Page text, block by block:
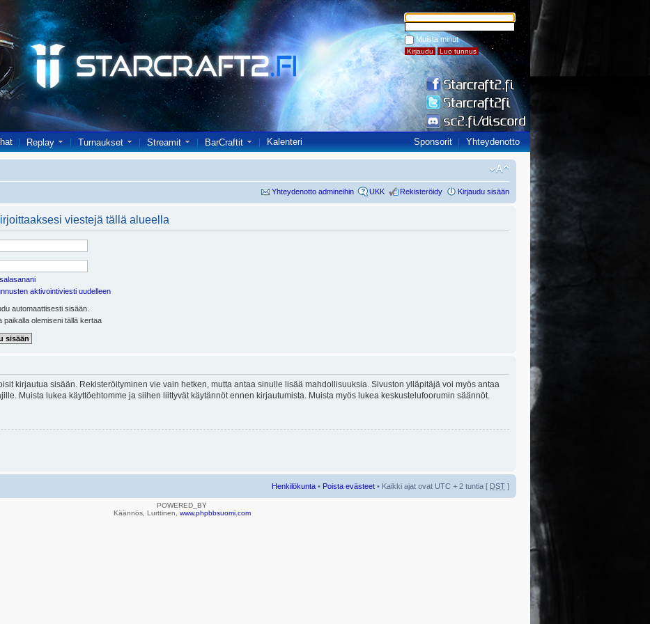
Muista minut
Replay Turnaukset Streamit BarCraftit Kalenteri Sponsorit Yhteydenotto
Yhteydenotto admineihin UKK Rekisteröidy Kirjaudu sisään
viestejä tällä alueella
aktivointiviesti uudelleen
automaattisesti sisään.
paikalla olemiseni tällä kertaa
kirjautua sisään. Rekisteröityminen vie vain hetken, mutta antaa sinulle lisää mahdollisuuksia. Sivuston ylläpitäjä voi myös antaa
Muista lukea käyttöehtomme ja siihen liittyvät käytännöt ennen kirjautumista. Muista myös lukea keskustelufoorumin säännöt.
Henkilökunta • Poista evästeet • Kaikki ajat ovat UTC + 2 tuntia [ DST ]
POWERED_BY
Käännös, Lurttinen, www.phpbbsuomi.com